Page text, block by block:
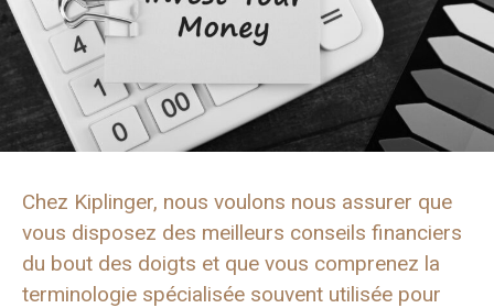
Chez Kiplinger, nous voulons nous assurer que
vous disposez des meilleurs conseils financiers
du bout des doigts et que vous comprenez la
terminologie spécialisée souvent utilisée pour